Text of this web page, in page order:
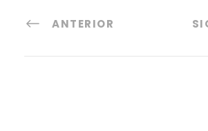
ANTERIOR